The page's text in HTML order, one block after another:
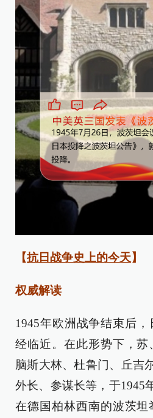
【抗日战争史上的今天】
权威解读
1945年欧洲战争结束后
经临近。在此形势下，
脑斯大林、杜鲁门、丘吉
外长、参谋长等，于1945
在德国柏林西南的波茨